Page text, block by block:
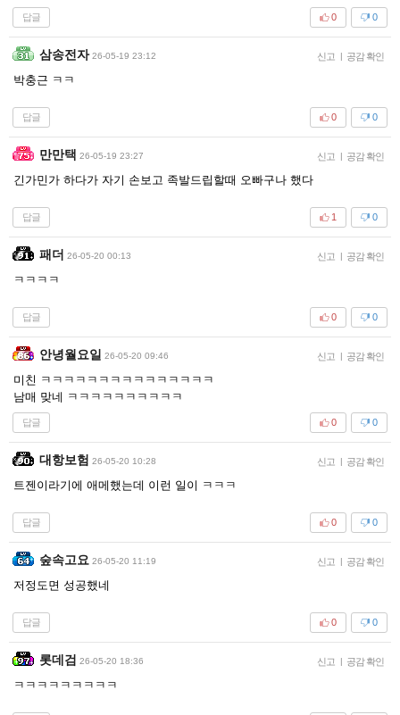
답글 0
0
삼송전자 26-05-19 23:12 신고 | 공감 확인
박충근 ㅋㅋ
답글 0
0
만만택 26-05-19 23:27 신고 | 공감 확인
긴가민가 하다가 자기 손보고 족발드립할때 오빠구나 했다
답글 0
1
패더 26-05-20 00:13 신고 | 공감 확인
ㅋㅋㅋㅋ
답글 0
0
안녕월요일 26-05-20 09:46 신고 | 공감 확인
미친 ㅋㅋㅋㅋㅋㅋㅋㅋㅋㅋㅋㅋㅋㅋㅋ
남매 맞네 ㅋㅋㅋㅋㅋㅋㅋㅋㅋㅋ
답글 0
0
대항보험 26-05-20 10:28 신고 | 공감 확인
트젠이라기에 애메했는데 이런 일이 ㅋㅋㅋ
답글 0
0
숲속고요 26-05-20 11:19 신고 | 공감 확인
저정도면 성공했네
답글 0
0
롯데검 26-05-20 18:36 신고 | 공감 확인
ㅋㅋㅋㅋㅋㅋㅋㅋㅋ